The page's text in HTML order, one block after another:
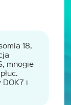
18,
mnogie
i